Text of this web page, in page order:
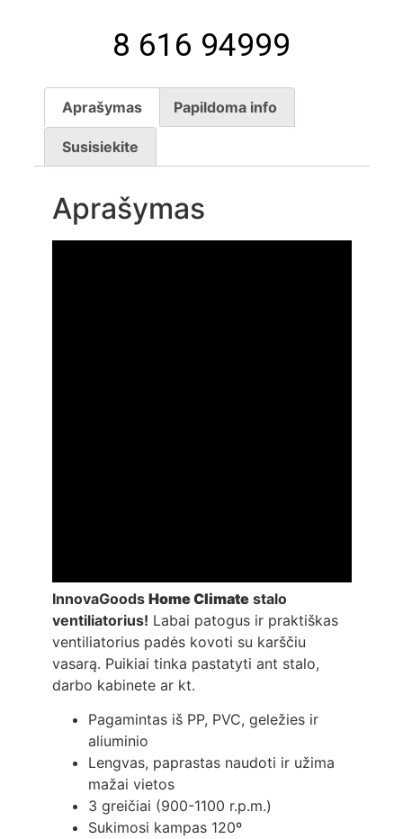
8 616 94999
Aprašymas Papildoma info
Susisiekite
Aprašymas
InnovaGoods Home Climatestalo
ventiliatorius! Labai patogus ir praktiškas
ventiliatorius padės kovoti su karščiu
vasarą. Puikiai tinka pastatyti ant stalo,
darbo kabinete ar kt.
Pagamintas iš PP, PVC, geležies ir
aliuminio
Lengvas, paprastas naudoti ir užima
mažai vietos
3 greičiai (900-1100 r.p.m.)
Sukimosi kampas 120º